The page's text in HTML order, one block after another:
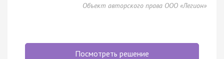
Объект авторского права ООО «Легион»
Посмотреть решение